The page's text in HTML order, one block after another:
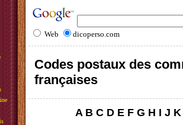
Web dicoperso.com
Codes postaux des
françaises
A B C D E F G H I J K